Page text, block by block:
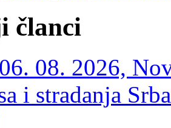
članci
08. 2026,
i stradanja